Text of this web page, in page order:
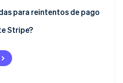
tipos de errores de
algoritmos de reintento
para reintentos de pago
Stripe?